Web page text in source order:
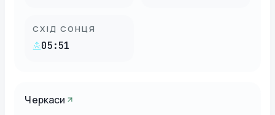
СХІД СОНЦЯ
05:51
Черкаси